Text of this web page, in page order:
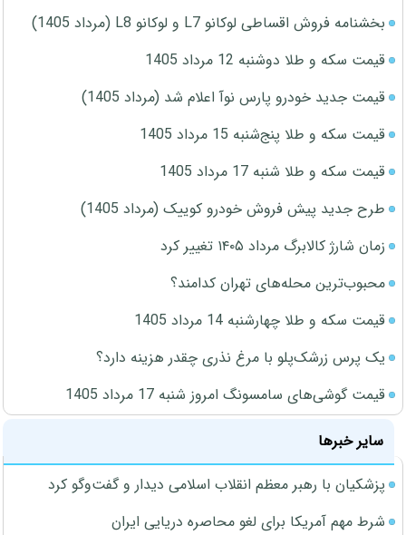
بخشنامه فروش اقساطی لوکانو L7 و لوکانو L8 (مرداد 1405)
قیمت سکه و طلا دوشنبه 12 مرداد 1405
قیمت جدید خودرو پارس نوآ اعلام شد (مرداد 1405)
قیمت سکه و طلا پنج‌شنبه 15 مرداد 1405
قیمت سکه و طلا شنبه 17 مرداد 1405
طرح جدید پیش فروش خودرو کوییک (مرداد 1405)
زمان شارژ کالابرگ مرداد ۱۴۰۵ تغییر کرد
محبوب‌ترین محله‌های تهران کدامند؟
قیمت سکه و طلا چهارشنبه 14 مرداد 1405
یک پرس زرشک‌پلو با مرغ نذری چقدر هزینه دارد؟
قیمت گوشی‌های سامسونگ امروز شنبه 17 مرداد 1405
سایر خبرها
پزشکیان با رهبر معظم انقلاب اسلامی دیدار و گفت‌وگو کرد
شرط مهم آمریکا برای لغو محاصره دریایی ایران